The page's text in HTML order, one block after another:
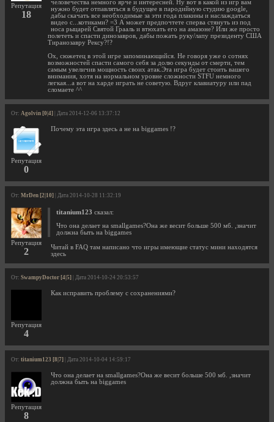
Репутация
18
человечества немного ярче и интересней. Ну вот в какой из игр вам
нужно будет отпавляться в будущее в пародийную студию google,
дабы скачать все необходимые за эти года плакины и наслаждаться
видео с...котиками? =3 А может предпочтете сперва стянуть из под
носа рыцарей Святой Грааль и втюхать его на амазоне? Или же просто
полететь и спасти динозавров, дабы пожать руку/лапу президенту США
Тиранозавру Рексу?!?
Ох, сюжетец в этой игре запоминающийся. Не говоря уже о сотнях
возможностей спасти самого себя за долю секунды от смерти, тем
самым увеличив мощность своих атак.Эта игра будет стоить вашего
внимания, хотя на нормальном уровне сложности STFU немного
легкая...а вот на харде играть не советую. Вдруг клавиатуру или пад
сломаете ^^
От: Agolvin [0|4] | Дата 2014-12-06 13:37:12
Репутация
0
Почему эта игра здесь а не на biggames !?
От: MrDen [2|10] | Дата 2014-10-28 11:32:19
Репутация
2
titanium123 сказал:
Что она делает на smallgames?Она же весит больше 500 мб. ,значит
должна быть на biggames
Читай в FAQ там написано что игры имеющие статус мини находятся
здесь
От: SwampyDoctor [4|5] | Дата 2014-10-24 20:53:57
Репутация
4
Как исправить проблему с сохранениями?
От: titanium123 [8|7] | Дата 2014-10-04 14:59:17
Репутация
8
Что она делает на smallgames?Она же весит больше 500 мб. ,значит
должна быть на biggames